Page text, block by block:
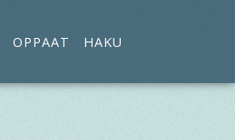
OPPAAT HAKU